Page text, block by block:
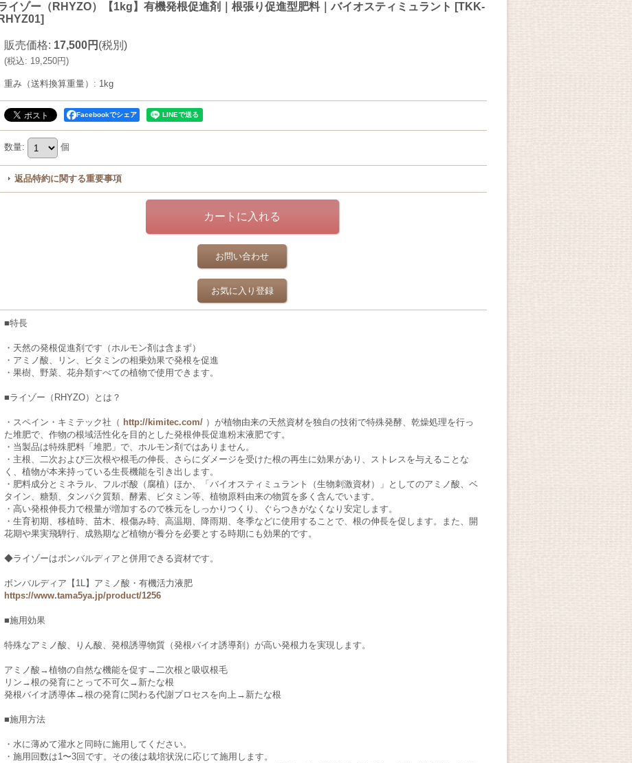
イゾー（RHYZO）【1kg】有機発根促進剤｜根張り促進型肥料｜バイオスティミュラント [TKK-
RHYZ01]
販売価格: 17,500円 (税別)
(税込: 19,250円)
重み（送料換算重量） : 1kg
Facebookでシェア
数量: 個
返品特約に関する重要事項
お問い合わせ
お気に入り登録
■特長
・天然の発根促進剤です（ホルモン剤は含まず）
・アミノ酸、リン、ビタミンの相乗効果で発根を促進
・果樹、野菜、花弁類すべての植物で使用できます。
■ライゾー（RHYZO）とは？
・スペイン・キミテック社（ http://kimitec.com/ ）が植物由来の天然資材を独自の技術で特殊発酵、乾燥処理を行っ
た堆肥で、作物の根域活性化を目的とした発根伸長促進粉末液肥です。
・当製品は特殊肥料「堆肥」で、ホルモン剤ではありません。
・主根、二次および三次根や根毛の伸長、さらにダメージを受けた根の再生に効果があり、ストレスを与えることな
く、植物が本来持っている生長機能を引き出します。
・肥料成分とミネラル、フルボ酸（腐植）ほか、「バイオスティミュラント（生物刺激資材）」としてのアミノ酸、ベ
タイン、糖類、タンパク質類、酵素、ビタミン等、植物原料由来の物質を多く含んでいます。
・高い発根伸長力で根量が増加するので株元をしっかりつくり、ぐらつきがなくなり安定します。
・生育初期、移植時、苗木、根傷み時、高温期、降雨期、冬季などに使用することで、根の伸長を促します。また、開
花期や果実飛騨行、成熟期など植物が養分を必要とする時期にも効果的です。
◆ライゾーはボンバルディアと併用できる資材です。
ボンバルディア【1L】アミノ酸・有機活力液肥
https://www.tama5ya.jp/product/1256
■施用効果
特殊なアミノ酸、りん酸、発根誘導物質（発根バイオ誘導剤）が高い発根力を実現します。
アミノ酸→植物の自然な機能を促す→二次根と吸収根毛
リン→根の発育にとって不可欠→新たな根
発根バイオ誘導体→根の発育に関わる代謝プロセスを向上→新たな根
■施用方法
・水に薄めて灌水と同時に施用してください。
・施用回数は1〜3回です。その後は栽培状況に応じて施用します。